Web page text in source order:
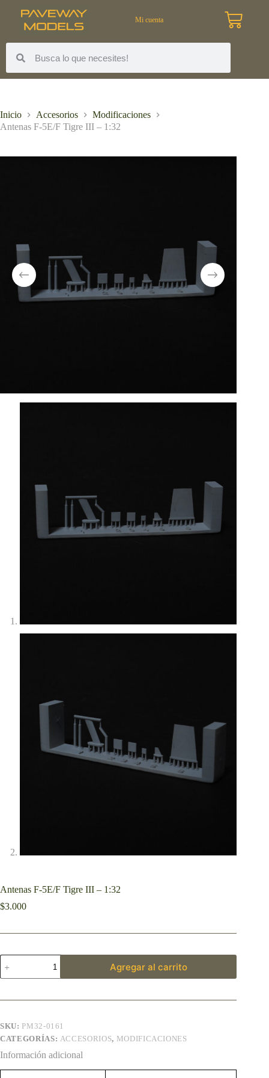
Mi cuenta
Inicio Accesorios
Modificaciones
Antenas F-5E/F Tigre III – 1:32
Antenas F-5E/F Tigre III – 1:32
$3.000
Agregar al carrito
SKU: PM32-0161
CATEGORÍAS: ACCESORIOS, MODIFICACIONES
Información adicional